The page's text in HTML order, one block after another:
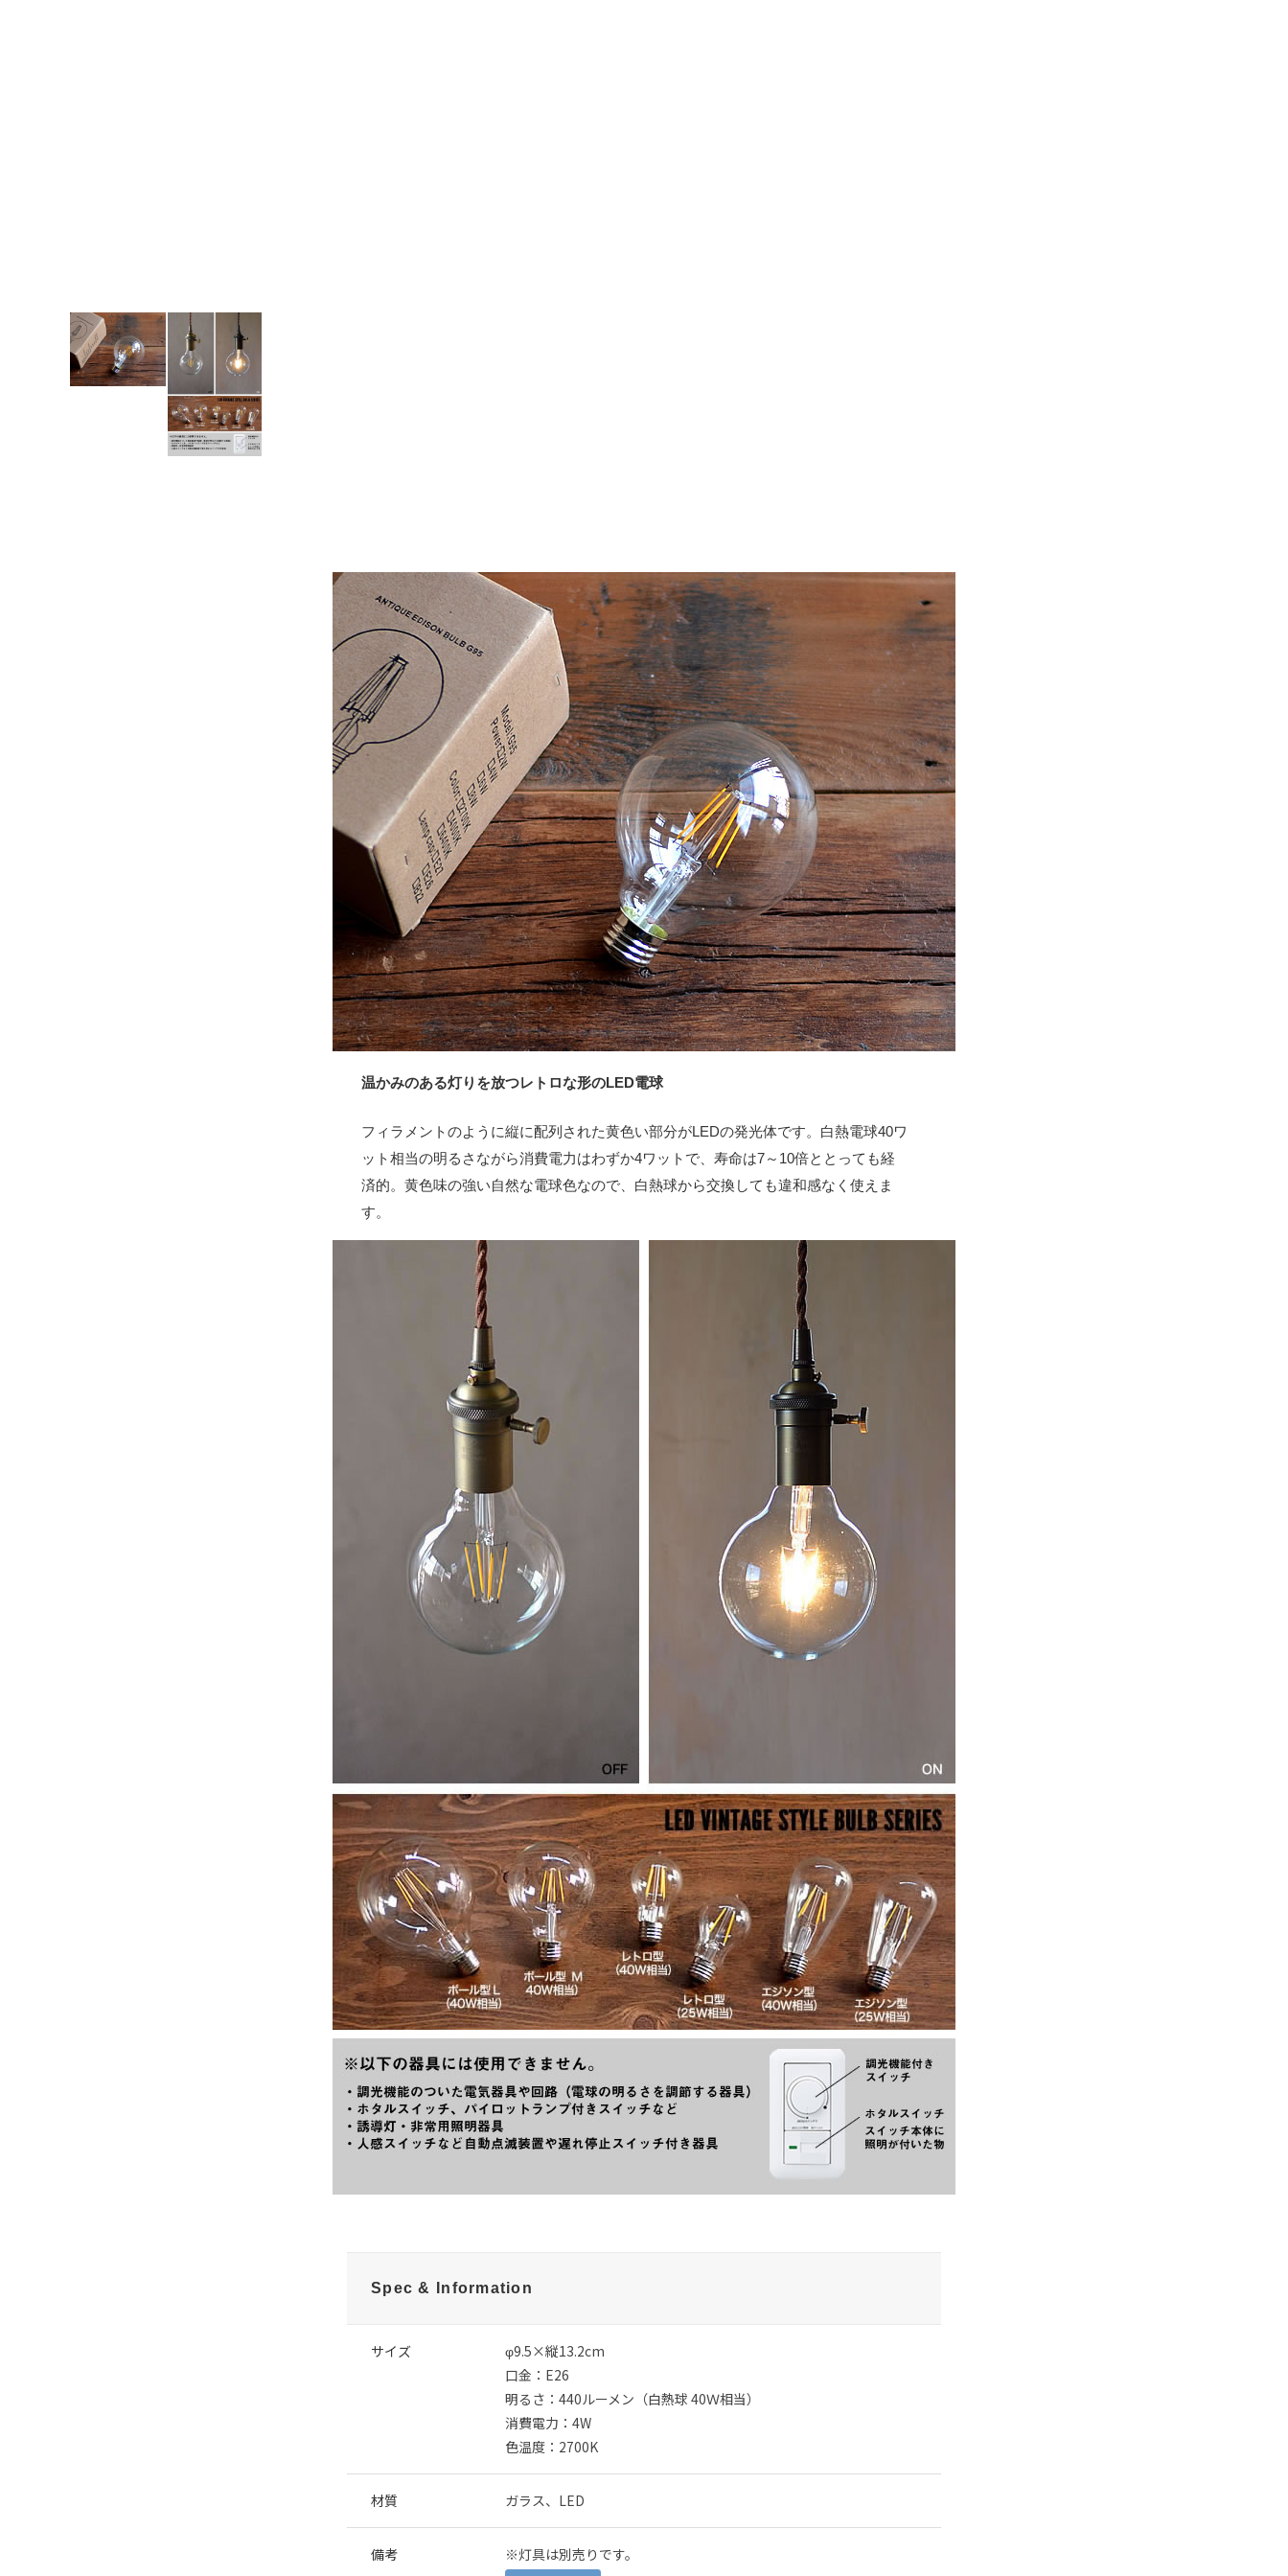
温かみのある灯りを放つレトロな形のLED電球
フィラメントのように縦に配列された黄色い部分がLEDの発光体です。白熱電球40ワ
ット相当の明るさながら消費電力はわずか4ワットで、寿命は7～10倍ととっても経
済的。黄色味の強い自然な電球色なので、白熱球から交換しても違和感なく使えま
す。
Spec & Information
サイズ
φ9.5×縦13.2cm
口金：E26
明るさ：440ルーメン（白熱球 40Ｗ相当）
消費電力：4W
色温度：2700K
材質 ガラス、LED
備考 ※灯具は別売りです。